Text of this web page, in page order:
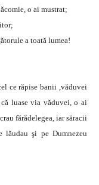
o ai mustrat;
a toată lumea!
ce răpise banii ,văduvei
că luase via văduvei, o ai
fărădelegea, iar săracii
lăudau şi pe Dumnezeu